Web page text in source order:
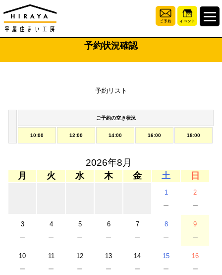
予約状況確認
予約リスト
ご予約の空き状況
10:00 12:00 14:00 16:00 18:00
2026年8月
月 火 水 木 金 土 日
1
－
2
－
3
－
4
－
5
－
6
－
7
－
8
－
9
－
10
－
11
－
12
－
13
－
14
－
15
－
16
－